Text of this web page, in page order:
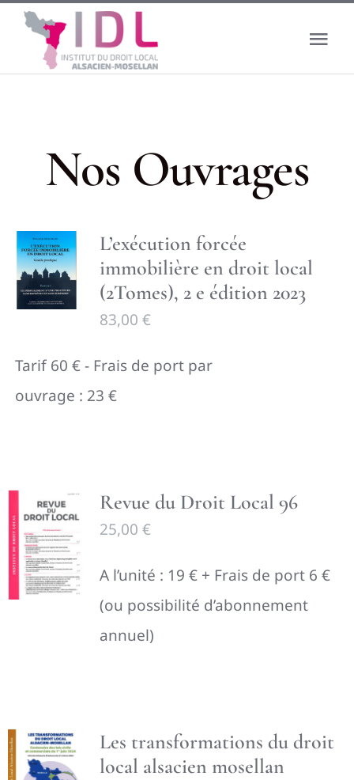
Passer
contenu
Actualité
Boutique
Nos Ouvrages
L’exécution forcée
immobilière en droit local
(2Tomes), 2 e édition 2023
83,00 €
Tarif 60 € - Frais de port par
ouvrage : 23 €
Revue du Droit Local 96
25,00 €
A l’unité : 19 € + Frais de port 6 €
(ou possibilité d’abonnement
annuel)
Les transformations du droit
local alsacien mosellan